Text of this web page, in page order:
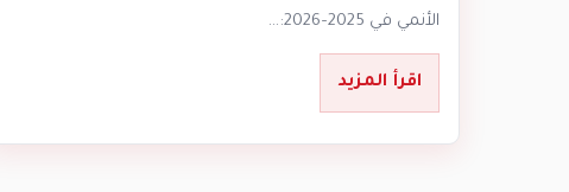
الأنمي في 2025–2026:…
اقرأ المزيد